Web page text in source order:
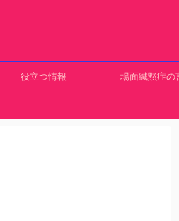
役立つ情報 場面緘黙症の